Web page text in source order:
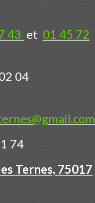
43 et 01 45 72
04
74
Ternes, 75017